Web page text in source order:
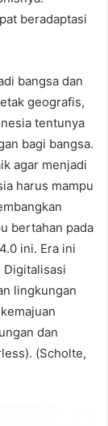
beradaptasi
bangsa dan
geografis,
tentunya
bagi bangsa.
agar menjadi
harus mampu
bertahan pada
ini. Era ini
Digitalisasi
lingkungan
dan
(Scholte,